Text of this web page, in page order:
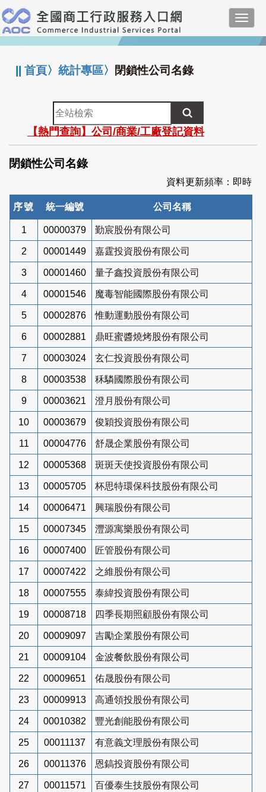
跳
到
主
要
:::
||首頁〉統計專區〉 閉鎖性公司名錄
全
站
檢
索
【熱門查詢】公司/商業/工廠登記資料
閉鎖性公司名錄
資料更新頻率：即時
序號 統一編號 公司名稱
1 00000379 勤宸股份有限公司
2 00001449 嘉霆投資股份有限公司
3 00001460 量子鑫投資股份有限公司
4 00001546 魔毒智能國際股份有限公司
5 00002876 惟動運動股份有限公司
6 00002881 鼎旺蜜醬燒烤股份有限公司
7 00003024 玄仁投資股份有限公司
8 00003538 秝驎國際股份有限公司
9 00003621 澄月股份有限公司
10 00003679 俊穎投資股份有限公司
11 00004776 舒晟企業股份有限公司
12 00005368 斑斑天使投資股份有限公司
13 00005705 杯思特環保科技股份有限公司
14 00006471 興瑞股份有限公司
15 00007345 灃源寓樂股份有限公司
16 00007400 匠管股份有限公司
17 00007422 之維股份有限公司
18 00007555 泰緯投資股份有限公司
19 00008718 四季長期照顧股份有限公司
20 00009097 吉勵企業股份有限公司
21 00009104 金波餐飲股份有限公司
22 00009651 佑晟股份有限公司
23 00009913 高通領投股份有限公司
24 00010382 豐光創能股份有限公司
25 00011137 有意義文理股份有限公司
26 00011376 恩鎬投資股份有限公司
27 00011571 百優泰生技股份有限公司